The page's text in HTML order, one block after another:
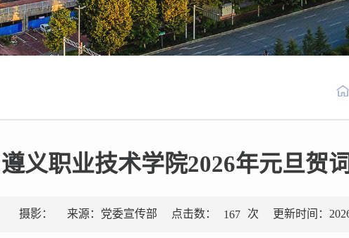
遵义职业技术学院2026年元旦贺词
摄影： 来源：党委宣传部 点击数： 167 次 更新时间：